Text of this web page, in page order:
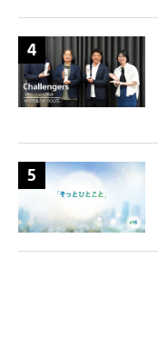
4
5